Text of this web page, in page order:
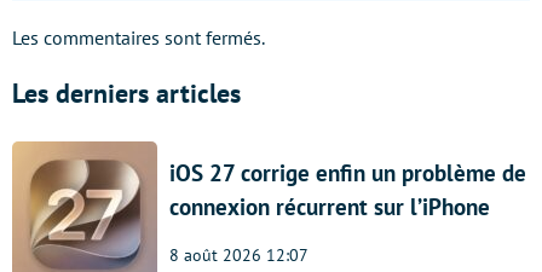
Les commentaires sont fermés.
Les derniers articles
iOS 27 corrige enfin un problème de
connexion récurrent sur l’iPhone
8 août 2026 12:07